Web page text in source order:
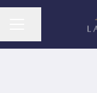
KARJERAS IZVĒLNE
Dalīties ar lapu